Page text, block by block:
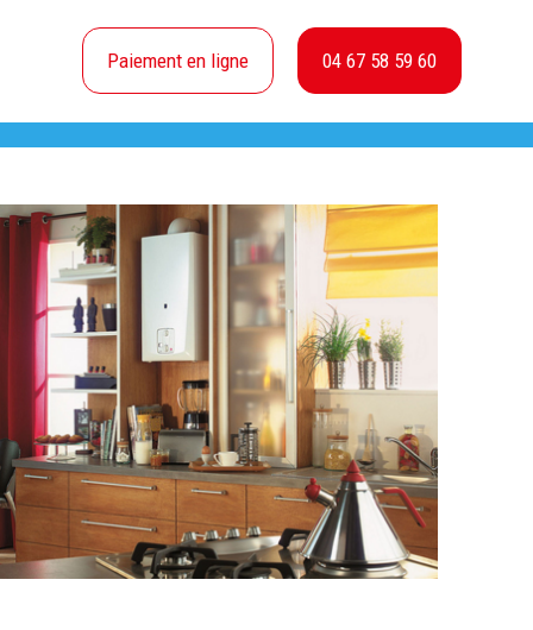
Paiement en ligne 04 67 58 59 60